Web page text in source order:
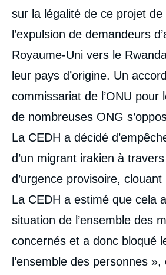
sur la légalité de ce projet
l’expulsion de demandeurs
Royaume-Uni vers le
leur pays d’origine. Un
commissariat de l’ONU pour
de nombreuses ONG
La CEDH a décidé
d’un migrant irakien à
d’urgence provisoire, clouant
La CEDH a estimé que cela
situation de l’ensemble des
concernés et a donc bloqué
l’ensemble des personnes